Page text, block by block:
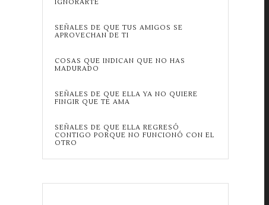
IGNORARTE
SEÑALES DE QUE TUS AMIGOS SE
APROVECHAN DE TI
COSAS QUE INDICAN QUE NO HAS
MADURADO
SEÑALES DE QUE ELLA YA NO QUIERE
FINGIR QUE TE AMA
SEÑALES DE QUE ELLA REGRESÓ
CONTIGO PORQUE NO FUNCIONÓ CON EL
OTRO